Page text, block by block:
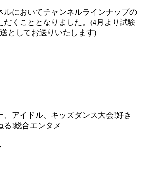
ルにおいてチャンネルラインナップの
だくこととなりました。(4月より試験
としてお送りいたします)
、アイドル、キッズダンス大会!好き
る!総合エンタメ